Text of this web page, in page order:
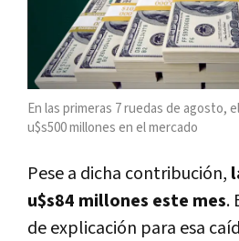
En las primeras 7 ruedas de agosto, el
u$s500 millones en el mercado
Pese a dicha contribución,
u$s84 millones este mes.
de explicación para esa